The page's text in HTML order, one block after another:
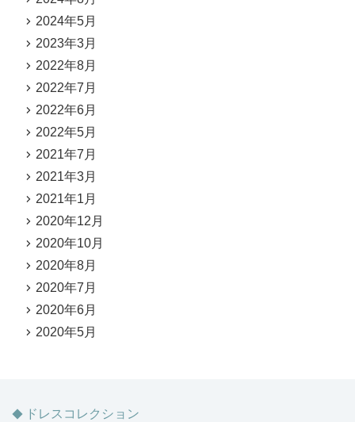
2024年5月
2023年3月
2022年8月
2022年7月
2022年6月
2022年5月
2021年7月
2021年3月
2021年1月
2020年12月
2020年10月
2020年8月
2020年7月
2020年6月
2020年5月
ドレスコレクション